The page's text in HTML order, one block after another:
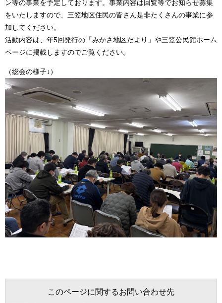
ン等の事業を予定しております。事業内容は回覧等でお知らせ募集
をいたしますので、三笠地区住民の皆さん是非たくさんの事業に参
加してください。
活動内容は、年5回発行の「みかさ地区だより」や三笠公民館ホーム
ページに掲載しますのでご覧ください。
（総会の様子↓）
このページに関するお問い合わせ先